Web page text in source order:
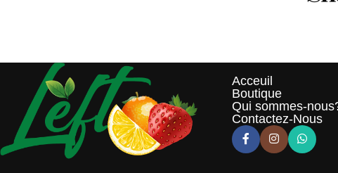
Acceuil
Boutique
Qui sommes-
Contactez-Nous